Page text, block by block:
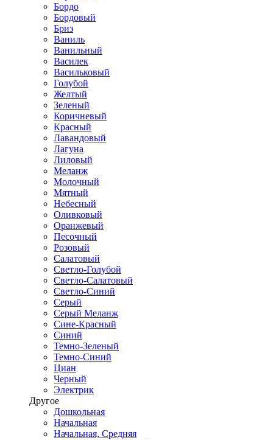
Бордо
Бордовый
Бриз
Ваниль
Ванильный
Василек
Васильковый
Голубой
Желтый
Зеленый
Коричневый
Красный
Лавандовый
Лагуна
Лиловый
Меланж
Молочный
Мятный
Небесный
Оливковый
Оранжевый
Песочный
Розовый
Салатовый
Светло-Голубой
Светло-Салатовый
Светло-Синий
Серый
Серый Меланж
Сине-Красный
Синий
Темно-Зеленый
Темно-Синий
Циан
Черный
Электрик
Другое
Дошкольная
Начальная
Начальная, Средняя